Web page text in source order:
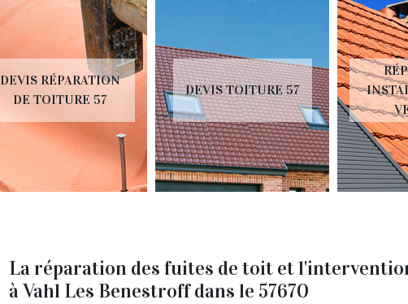
DEVIS RÉPARATION
DE TOITURE 57
DEVIS TOITURE 57
La réparation des fuites de toit et
à Vahl Les Benestroff dans le 57670